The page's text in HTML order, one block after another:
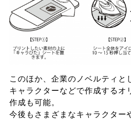
このほか、企業のノベルティと
キャラクターなどで作成するオ
作成も可能。
今後もさまざまなキャラクター